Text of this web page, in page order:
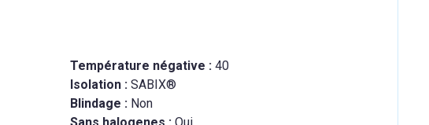
Température négative :40
Isolation :SABIX®
Blindage : Non